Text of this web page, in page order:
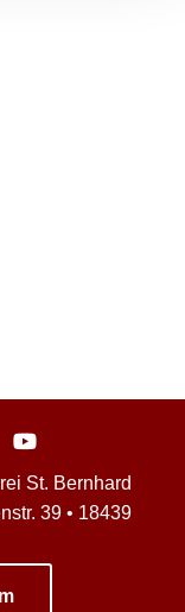
St. Bernhard
39 • 18439